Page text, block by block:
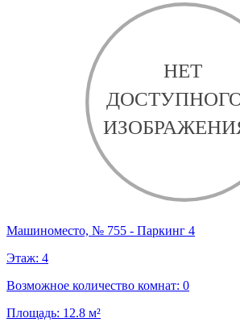
Машиноместо, № 755 - Паркинг 4
Этаж: 4
Возможное количество комнат: 0
Площадь: 12.8 м²